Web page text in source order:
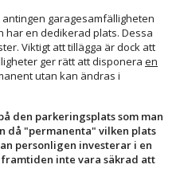
garagesamfälligheten
en dedikerad plats. Dessa
Viktigt att tillägga är dock att
ger rätt att disponera en
utan kan ändras i
den parkeringsplats som man
då "permanenta" vilken plats
personligen investerar i en
inte vara säkrad att